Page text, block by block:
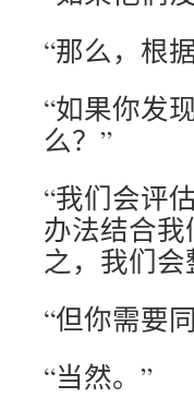
“那么，根
“如果你发
么？”
“我们会评
办法结合
之，我们会
“但你需要
“当然。”